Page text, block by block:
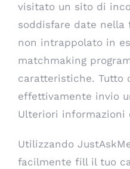
visitato un sito di
soddisfare date nella
non intrappolato in
matchmaking
caratteristiche. Tutto
effettivamente invio
Ulteriori informazioni
Utilizzando
facilmente fill il tuo